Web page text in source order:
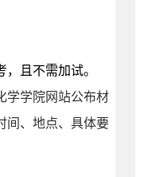
且不需加试。
学学院网站公布材
间、地点、具体要